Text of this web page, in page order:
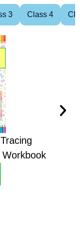
3 Class 4
Workbook